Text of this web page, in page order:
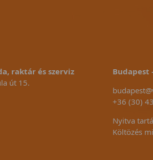
raktár és szerviz
út 15.
Budapest
+36 (30)
Nyitva
Költözés